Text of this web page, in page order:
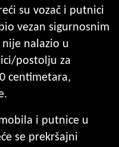
su vozač i putnici
vezan sigurnosnim
nalazio u
postolju za
centimetara,
i putnice u
se prekršajni